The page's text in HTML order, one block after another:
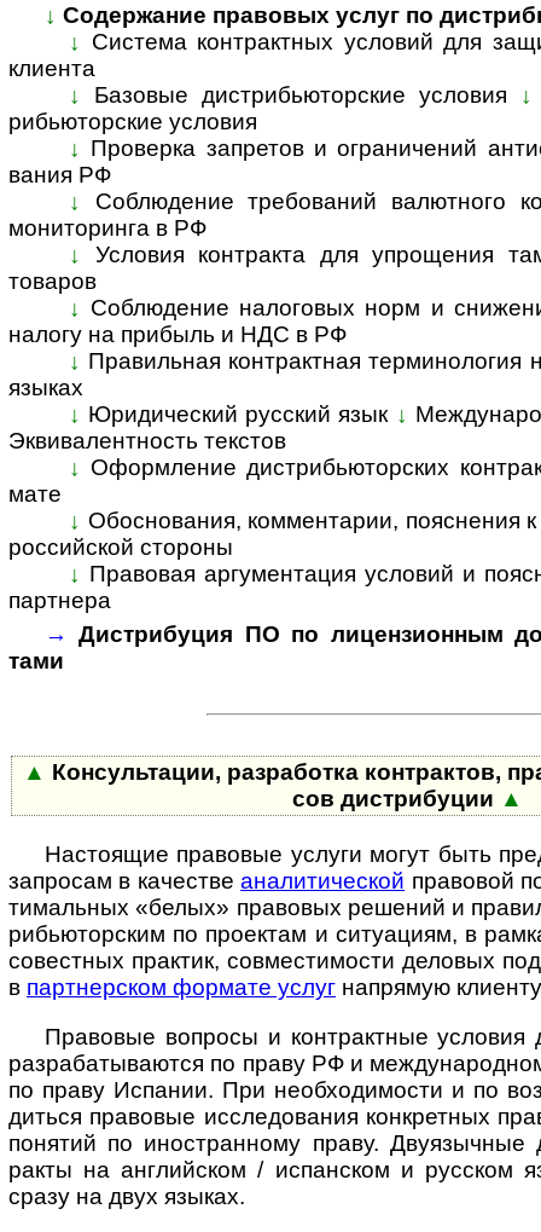
↓ Содержание правовых услуг по
↓
Система контрактных условий для
кли­ента
↓
Базовые дистрибьюторские условия
↓
рибь­ю­тор­ские ус­ло­вия
↓ Проверка запретов и ограничений
ва­ния РФ
↓
Соблюдение требований валютного
мони­то­ри­нга в РФ
↓
Условия контракта для упрощения
това­ров
↓ Соблюдение налоговых норм и
налогу на при­быль и НДС в РФ
↓ Правильная контрактная терминология
язы­ках
↓ Юридический русский язык ↓
Эк­ви­ва­лент­ность тек­с­тов
↓ Оформление дистрибьюторских
мате
↓ Обоснования, комментарии, пояснения к
рос­сий­ской сто­роны
↓ Правовая аргументация условий и
парт­нера
→
Дистрибуция ПО по лицензионным
тами
▲ Консультации, разработка контрактов,
сов дист­ри­буции ▲
Настоящие правовые услуги могут быть
зап­ро­сам в каче­ствеана­ли­ти­че­с­кой пра­во­вой
ти­ма­ль­ных «бе­лых» пра­во­вых ре­ше­ний и
рибь­ю­тор­ским по про­е­к­там и си­ту­а­ци­ям, в
со­вест­ных прак­тик, сов­мес­ти­мо­сти дело­вых
в парт­не­р­с­ком фор­мате услуг на­пря­мую
Право­вые воп­росы и конт­ракт­ные усло­вия
раз­раба­тыва­ются по праву РФ и
по праву Испа­нии. При необ­хо­ди­мо­сти и по
ди­ться пра­во­вые иссле­до­ва­ния конк­рет­ных
поня­тий по ино­ст­ран­ному праву. Дву­языч­ные
ракты на анг­лий­ском / испан­ском и рус­ском
сразу на двух языках.